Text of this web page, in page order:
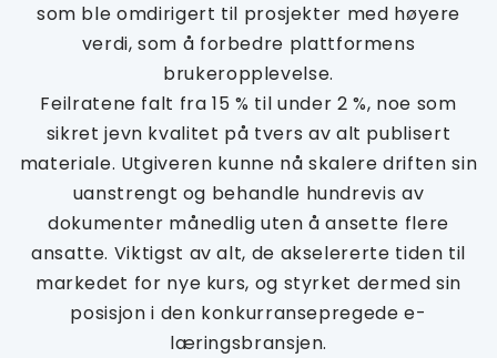
som ble omdirigert til prosjekter med høyere
verdi, som å forbedre plattformens
brukeropplevelse.
Feilratene falt fra 15 % til under 2 %, noe som
sikret jevn kvalitet på tvers av alt publisert
materiale. Utgiveren kunne nå skalere driften sin
uanstrengt og behandle hundrevis av
dokumenter månedlig uten å ansette flere
ansatte. Viktigst av alt, de akselererte tiden til
markedet for nye kurs, og styrket dermed sin
posisjon i den konkurransepregede e-
læringsbransjen.